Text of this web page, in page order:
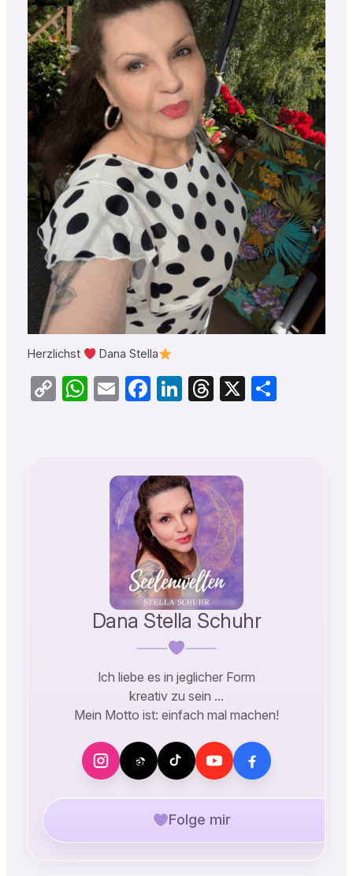
Herzlichst Dana Stella
CopyWhatsApp
EmailFacebook
LinkedIn
Threads
X Teilen
Dana Stella Schuhr
Ich liebe es in jeglicher Form
kreativ zu sein …
Mein Motto ist: einfach mal machen!
Folge mir